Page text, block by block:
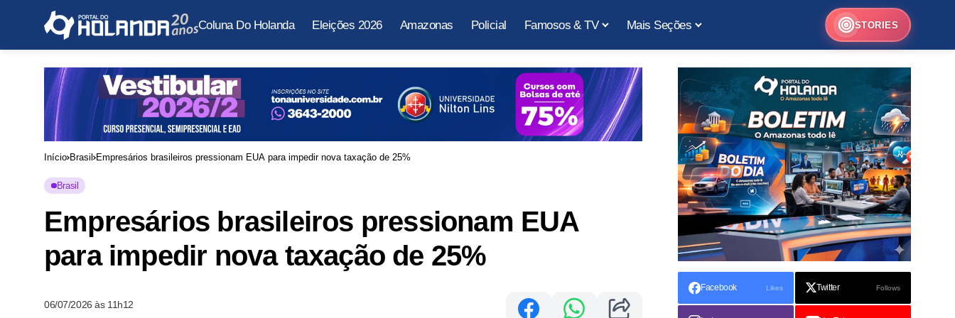
Coluna Do Holanda Eleições 2026 Amazonas Policial Famosos & TV Mais Seções STORIES
Início Brasil Empresários brasileiros pressionam EUA para impedir nova taxação de 25%
Brasil
Empresários brasileiros pressionam EUA
para impedir nova taxação de 25%
06/07/2026 às 11h12
Facebook Likes Twitter Follows